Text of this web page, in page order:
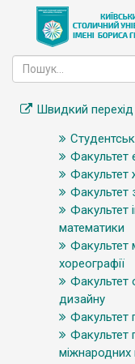
Швидкий перехід
Факультет
Факультет
Факультет
Факультет
математики
Факультет
хореографії
Факультет
дизайну
Факультет
Факультет
міжнародних